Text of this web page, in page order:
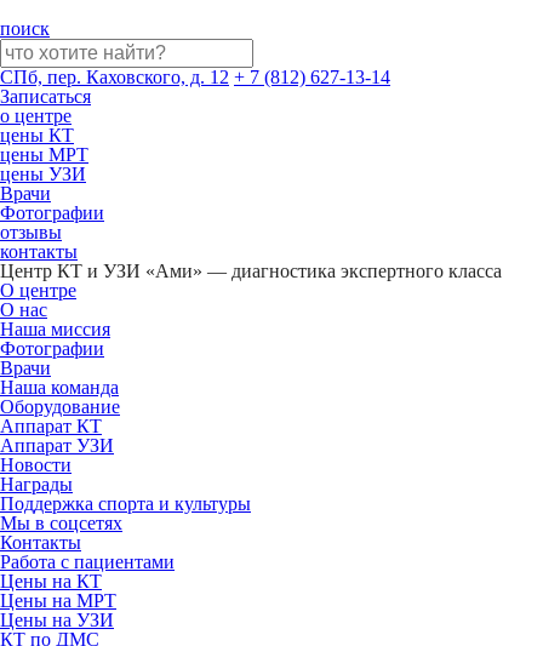
поиск
СПб, пер. Каховского, д. 12 + 7 (812) 627-13-14
Записаться
о центре
цены КТ
цены МРТ
цены УЗИ
Врачи
Фотографии
отзывы
контакты
Центр КТ и УЗИ «Ами» — диагностика экспертного класса
О центре
О нас
Наша миссия
Фотографии
Врачи
Наша команда
Оборудование
Аппарат КТ
Аппарат УЗИ
Новости
Награды
Поддержка спорта и культуры
Мы в соцсетях
Контакты
Работа с пациентами
Цены на КТ
Цены на МРТ
Цены на УЗИ
КТ по ДМС